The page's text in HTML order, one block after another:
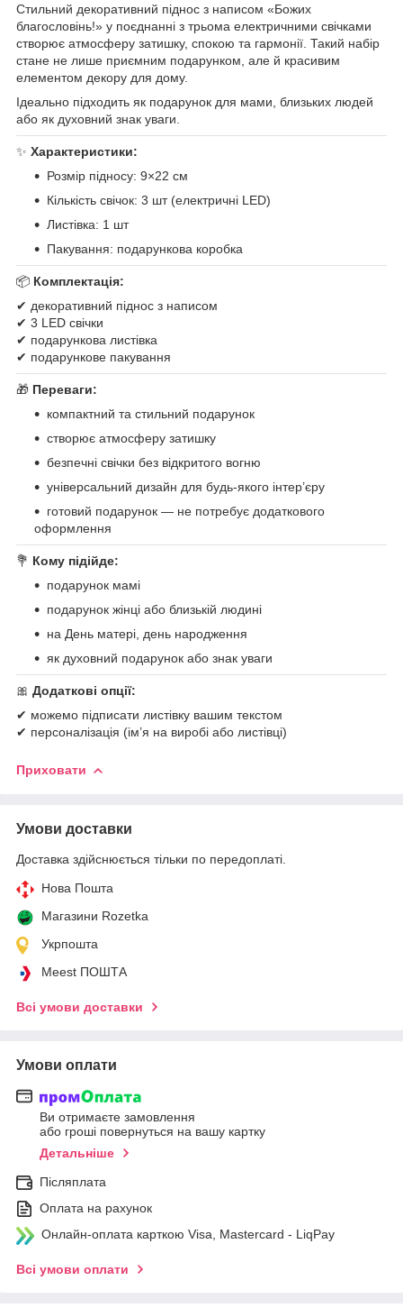
Стильний декоративний піднос з написом «Божих
благословінь!» у поєднанні з трьома електричними свічками
створює атмосферу затишку, спокою та гармонії. Такий набір
стане не лише приємним подарунком, але й красивим
елементом декору для дому.
Ідеально підходить як подарунок для мами, близьких людей
або як духовний знак уваги.
✨ Характеристики:
Розмір підносу: 9×22 см
Кількість свічок: 3 шт (електричні LED)
Листівка: 1 шт
Пакування: подарункова коробка
📦 Комплектація:
✔ декоративний піднос з написом
✔ 3 LED свічки
✔ подарункова листівка
✔ подарункове пакування
🎁 Переваги:
компактний та стильний подарунок
створює атмосферу затишку
безпечні свічки без відкритого вогню
універсальний дизайн для будь-якого інтер’єру
готовий подарунок — не потребує додаткового
оформлення
💐 Кому підійде:
подарунок мамі
подарунок жінці або близькій людині
на День матері, день народження
як духовний подарунок або знак уваги
🎀 Додаткові опції:
✔ можемо підписати листівку вашим текстом
✔ персоналізація (ім’я на виробі або листівці)
Приховати
Умови доставки
Доставка здійснюється тільки по передоплаті.
Нова Пошта
Магазини Rozetka
Укрпошта
Meest ПОШТА
Всі умови доставки
Умови оплати
Ви отримаєте замовлення
або гроші повернуться на вашу картку
Детальніше
Післяплата
Оплата на рахунок
Онлайн-оплата карткою Visa, Mastercard - LiqPay
Всі умови оплати